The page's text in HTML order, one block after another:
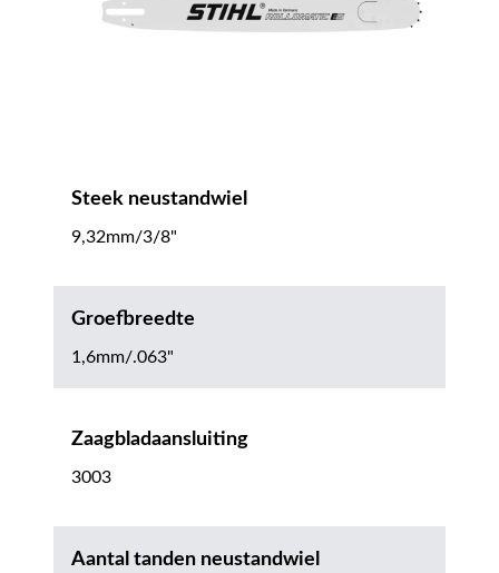
Steek neustandwiel
9,32mm/3/8"
Groefbreedte
1,6mm/.063"
Zaagbladaansluiting
3003
Aantal tanden neustandwiel